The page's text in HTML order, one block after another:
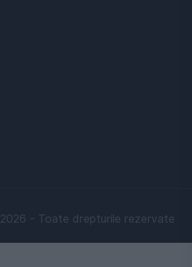
- Toate drepturile rezervate